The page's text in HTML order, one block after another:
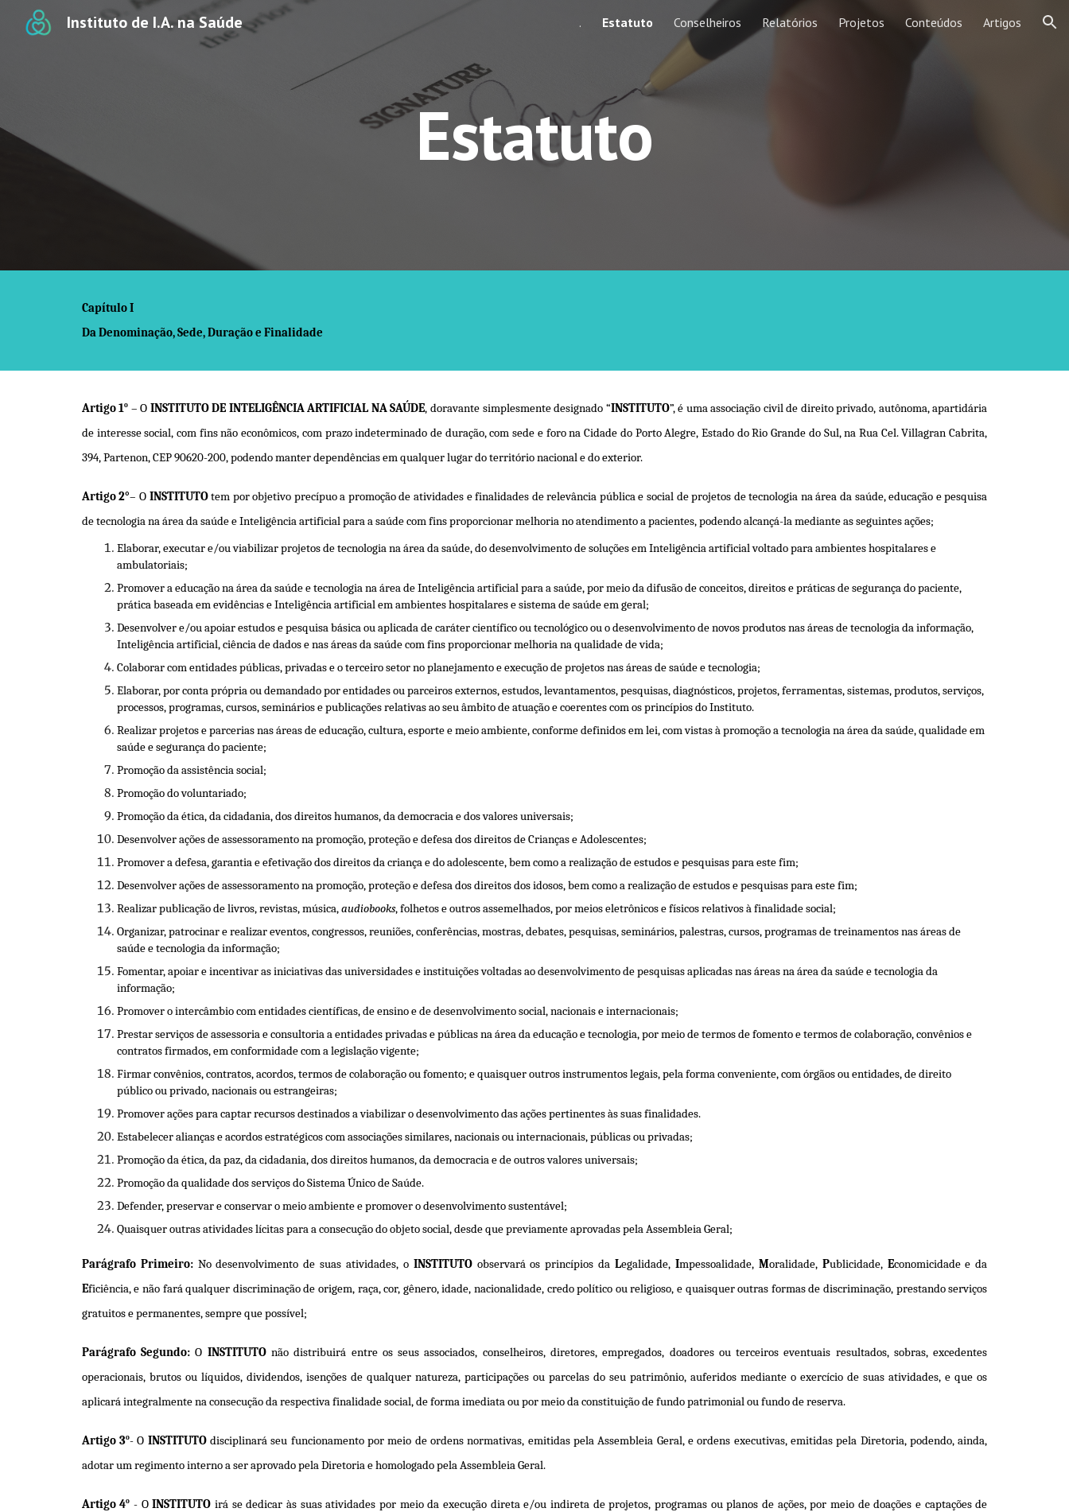
Skip to navigation
Instituto de I.A. na Saúde . Estatuto Conselheiros Relatórios Projetos Conteúdos Artigos
Estatuto
Capítulo I
Da Denominação, Sede, Duração e Finalidade
Artigo 1o – O INSTITUTO DE INTELIGÊNCIA ARTIFICIAL NA SAÚDE, doravante simplesmente designado “INSTITUTO”, é uma associação civil de direito privado, autônoma, apartidária
de interesse social, com fins não econômicos, com prazo indeterminado de duração, com sede e foro na Cidade do Porto Alegre, Estado do Rio Grande do Sul, na Rua Cel. Villagran Cabrita,
394, Partenon, CEP 90620-200, podendo manter dependências em qualquer lugar do território nacional e do exterior.
Artigo 2°– O INSTITUTOtem por objetivo precípuo a promoção de atividades e finalidades de relevância pública e social de projetos de tecnologia na área da saúde, educação e pesquisa
de tecnologia na área da saúde e Inteligência artificial para a saúde com fins proporcionar melhoria no atendimento a pacientes, podendo alcançá-la mediante as seguintes ações;
Elaborar, executar e/ou viabilizar projetos de tecnologia na área da saúde, do desenvolvimento de soluções em Inteligência artificial voltado para ambientes hospitalares e
ambulatoriais;
Promover a educação na área da saúde e tecnologia na área de Inteligência artificial para a saúde, por meio da difusão de conceitos, direitos e práticas de segurança do paciente,
prática baseada em evidências e Inteligência artificial em ambientes hospitalares e sistema de saúde em geral;
Desenvolver e/ou apoiar estudos e pesquisa básica ou aplicada de caráter científico ou tecnológico ou o desenvolvimento de novos produtos nas áreas de tecnologia da informação,
Inteligência artificial, ciência de dados e nas áreas da saúde com fins proporcionar melhoria na qualidade de vida;
Colaborar com entidades públicas, privadas e o terceiro setor no planejamento e execução de projetos nas áreas de saúde e tecnologia;
Elaborar, por conta própria ou demandado por entidades ou parceiros externos, estudos, levantamentos, pesquisas, diagnósticos, projetos, ferramentas, sistemas, produtos, serviços,
processos, programas, cursos, seminários e publicações relativas ao seu âmbito de atuação e coerentes com os princípios do Instituto.
Realizar projetos e parcerias nas áreas de educação, cultura, esporte e meio ambiente, conforme definidos em lei, com vistas à promoção a tecnologia na área da saúde, qualidade em
saúde e segurança do paciente;
Promoção da assistência social;
Promoção do voluntariado;
Promoção da ética, da cidadania, dos direitos humanos, da democracia e dos valores universais;
Desenvolver ações de assessoramento na promoção, proteção e defesa dos direitos de Crianças e Adolescentes;
Promover a defesa, garantia e efetivação dos direitos da criança e do adolescente, bem como a realização de estudos e pesquisas para este fim;
Desenvolver ações de assessoramento na promoção, proteção e defesa dos direitos dos idosos, bem como a realização de estudos e pesquisas para este fim;
Realizar publicação de livros, revistas, música,audiobooks, folhetos e outros assemelhados, por meios eletrônicos e físicos relativos à finalidade social;
Organizar, patrocinar e realizar eventos, congressos, reuniões, conferências, mostras, debates, pesquisas, seminários, palestras, cursos, programas de treinamentos nas áreas de
saúde e tecnologia da informação;
Fomentar, apoiar e incentivar as iniciativas das universidades e instituições voltadas ao desenvolvimento de pesquisas aplicadas nas áreas na área da saúde e tecnologia da
informação;
Promover o intercâmbio com entidades científicas, de ensino e de desenvolvimento social, nacionais e internacionais;
Prestar serviços de assessoria e consultoria a entidades privadas e públicas na área da educação e tecnologia, por meio de termos de fomento e termos de colaboração, convênios e
contratos firmados, em conformidade com a legislação vigente;
Firmar convênios, contratos, acordos, termos de colaboração ou fomento; e quaisquer outros instrumentos legais, pela forma conveniente, com órgãos ou entidades, de direito
público ou privado, nacionais ou estrangeiras;
Promover ações para captar recursos destinados a viabilizar o desenvolvimento das ações pertinentes às suas finalidades.
Estabelecer alianças e acordos estratégicos com associações similares, nacionais ou internacionais, públicas ou privadas;
Promoção da ética, da paz, da cidadania, dos direitos humanos, da democracia e de outros valores universais;
Promoção da qualidade dos serviços do Sistema Único de Saúde.
Defender, preservar e conservar o meio ambiente e promover o desenvolvimento sustentável;
Quaisquer outras atividades lícitas para a consecução do objeto social, desde que previamente aprovadas pela Assembleia Geral;
Parágrafo Primeiro:No desenvolvimento de suas atividades, o INSTITUTO observará os princípios daLegalidade, Impessoalidade, Moralidade, Publicidade, Economicidade e da
Eficiência, e não fará qualquer discriminação de origem, raça, cor, gênero, idade, nacionalidade, credo político ou religioso, e quaisquer outras formas de discriminação, prestando serviços
gratuitos e permanentes, sempre que possível;
Parágrafo Segundo:O INSTITUTO não distribuirá entre os seus associados, conselheiros, diretores, empregados, doadores ou terceiros eventuais resultados, sobras, excedentes
operacionais, brutos ou líquidos, dividendos, isenções de qualquer natureza, participações ou parcelas do seu patrimônio, auferidos mediante o exercício de suas atividades, e que os
aplicará integralmente na consecução da respectiva finalidade social, de forma imediata ou por meio da constituição de fundo patrimonial ou fundo de reserva.
Artigo 3o- O INSTITUTOdisciplinará seu funcionamento por meio de ordens normativas, emitidas pela Assembleia Geral, e ordens executivas, emitidas pela Diretoria, podendo, ainda,
adotar um regimento interno a ser aprovado pela Diretoria e homologado pela Assembleia Geral.
Artigo 4o - OINSTITUTOirá se dedicar às suas atividades por meio da execução direta e/ou indireta de projetos, programas ou planos de ações, por meio de doações e captações de